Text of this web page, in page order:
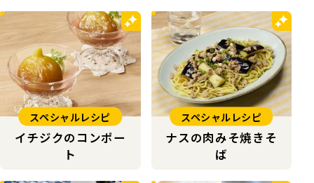
スペシャルレシピ
イチジクのコンポー
ト
スペシャルレシピ
ナスの肉みそ焼きそ
ば